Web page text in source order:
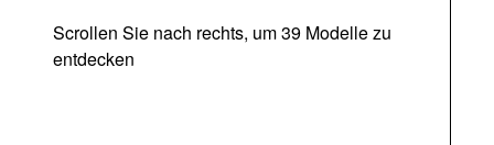
Scrollen Sie nach rechts, um 39 Modelle zu
entdecken